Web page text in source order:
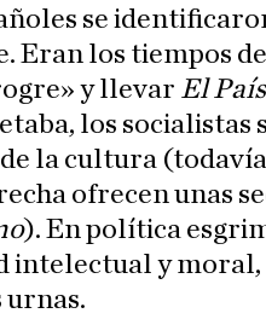
se
Eran los tiempos
y llevar El País
los socialistas
la cultura
ofrecen unas
). En política
intelectual y moral,
urnas.